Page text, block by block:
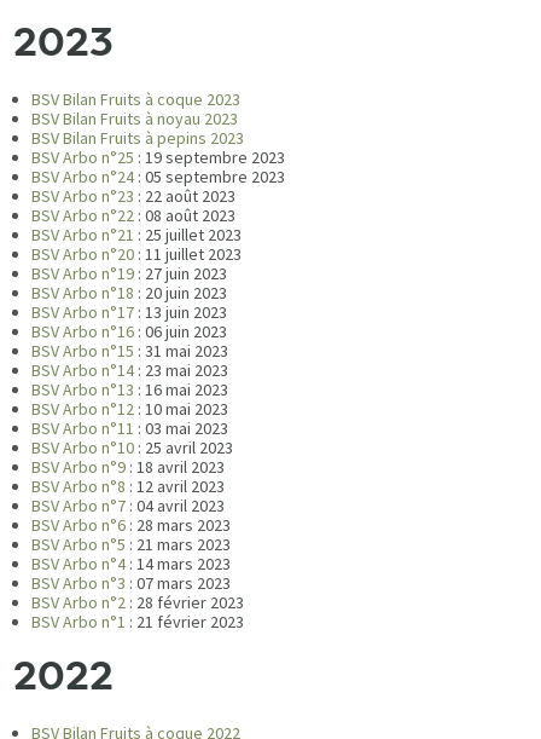
2023
BSV Bilan Fruits à coque 2023
BSV Bilan Fruits à noyau 2023
BSV Bilan Fruits à pepins 2023
BSV Arbo n°25 : 19 septembre 2023
BSV Arbo n°24: 05 septembre 2023
BSV Arbo n°23 : 22 août 2023
BSV Arbo n°22 : 08 août 2023
BSV Arbo n°21 : 25 juillet 2023
BSV Arbo n°20 : 11 juillet 2023
BSV Arbo n°19 : 27 juin 2023
BSV Arbo n°18 : 20 juin 2023
BSV Arbo n°17 : 13 juin 2023
BSV Arbo n°16 : 06 juin 2023
BSV Arbo n°15 : 31 mai 2023
BSV Arbo n°14: 23 mai 2023
BSV Arbo n°13 : 16 mai 2023
BSV Arbo n°12 : 10 mai 2023
BSV Arbo n°11 : 03 mai 2023
BSV Arbo n°10 : 25 avril 2023
BSV Arbo n°9 : 18 avril 2023
BSV Arbo n°8 : 12 avril 2023
BSV Arbo n°7 : 04 avril 2023
BSV Arbo n°6 : 28 mars 2023
BSV Arbo n°5 : 21 mars 2023
BSV Arbo n°4: 14 mars 2023
BSV Arbo n°3 : 07 mars 2023
BSV Arbo n°2 : 28 février 2023
BSV Arbo n°1 : 21 février 2023
2022
BSV Bilan Fruits à coque 2022